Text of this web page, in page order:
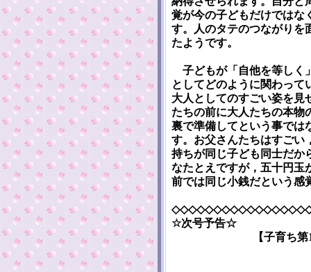
覚が今の子どもだけではな
す。人のタテのつながりを
たようです。
子どもが「自他を等しく
としてどのように関わって
大人としてのすごい姿を見
たちの前に大人たちの本物
裏で準備してという事では
す。お父さんたちはすごい
持ちが同じ子ども同士だか
なたとえですが，五十円玉
前では同じ小銭だという感
☆次号予告☆
【子育ち